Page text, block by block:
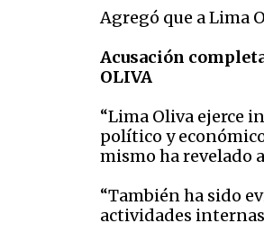
Agregó que a Lima
Acusación
OLIVA
“Lima Oliva ejerce
político y
mismo ha revelado
“También ha sido
actividades